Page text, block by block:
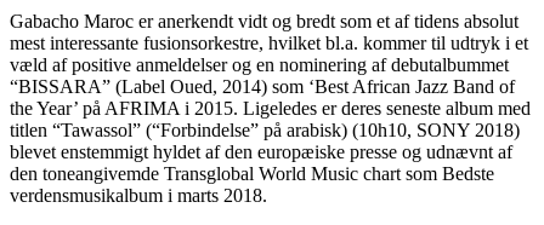
Gabacho Maroc er anerkendt vidt og bredt som et af tidens absolut
mest interessante fusionsorkestre, hvilket bl.a. kommer til udtryk i et
væld af positive anmeldelser og en nominering af debutalbummet
“BISSARA” (Label Oued, 2014) som ‘Best African Jazz Band of
the Year’ på AFRIMA i 2015. Ligeledes er deres seneste album med
titlen “Tawassol” (“Forbindelse” på arabisk) (10h10, SONY 2018)
blevet enstemmigt hyldet af den europæiske presse og udnævnt af
den toneangivemde Transglobal World Music chart som Bedste
verdensmusikalbum i marts 2018.